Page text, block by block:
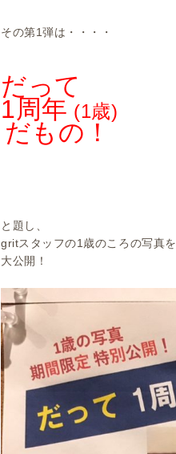
その第1弾は・・・・
だって
1周年 (1歳)
だもの！
と題し、
gritスタッフの1歳のころの写真を
大公開！